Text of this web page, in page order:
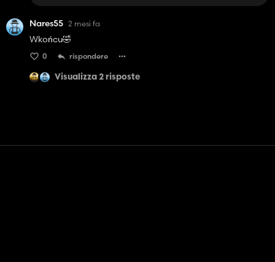
Nares55 2 mesi fa
Wkońcu🤣
0 rispondere
Visualizza 2 risposte